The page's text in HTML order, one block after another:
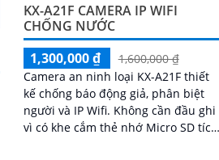
KX-A21F CAMERA IP WIFI
CHỐNG NƯỚC
1,300,000 ₫
1,600,000 ₫
Camera an ninh loại KX-A21F thiết
kế chống báo động giả, phân biệt
người và IP Wifi. Không cần đầu ghi
vì có khe cắm thẻ nhớ Micro SD tích